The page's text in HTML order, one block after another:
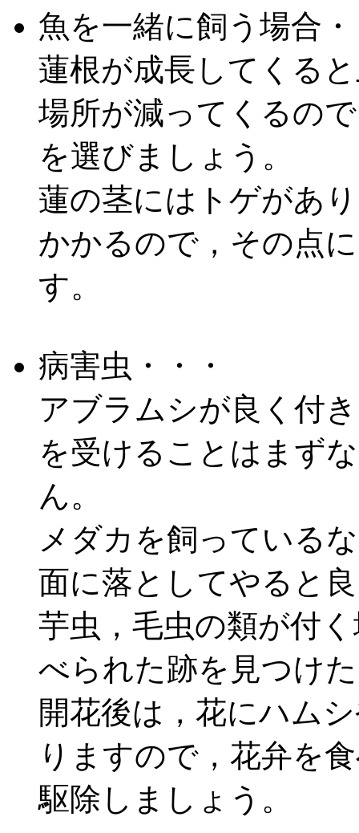
魚を一緒に飼う場合
蓮根が成長してくる
場所が減ってくるの
を選びましょう。
蓮の茎にはトゲがあ
かかるので，その点
す。
病害虫・・・
アブラムシが良く付
を受けることはまず
ん。
メダカを飼っている
面に落としてやると
芋虫，毛虫の類が付
べられた跡を見つけ
開花後は，花にハム
りますので，花弁を
駆除しましょう。